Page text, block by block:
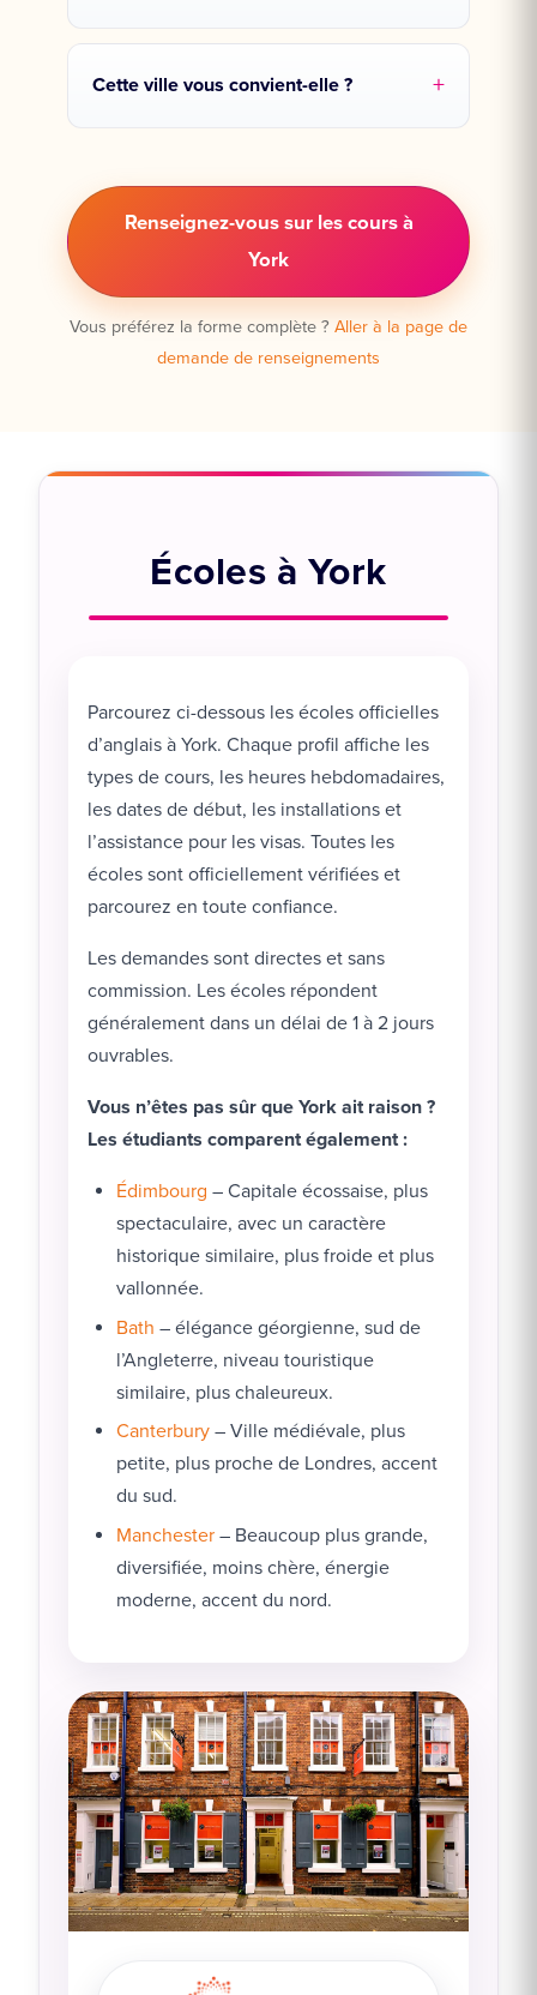
Cette ville vous convient-elle ?
Renseignez-vous sur les cours à
York
Vous préférez la forme complète ? Aller à la page de
demande de renseignements
Écoles à York
Parcourez ci-dessous les écoles officielles
d’anglais à York. Chaque profil affiche les
types de cours, les heures hebdomadaires,
les dates de début, les installations et
l’assistance pour les visas. Toutes les
écoles sont officiellement vérifiées et
parcourez en toute confiance.
Les demandes sont directes et sans
commission. Les écoles répondent
généralement dans un délai de 1 à 2 jours
ouvrables.
Vous n’êtes pas sûr que York ait raison ?
Les étudiants comparent également :
Édimbourg – Capitale écossaise, plus
spectaculaire, avec un caractère
historique similaire, plus froide et plus
vallonnée.
Bath – élégance géorgienne, sud de
l’Angleterre, niveau touristique
similaire, plus chaleureux.
Canterbury – Ville médiévale, plus
petite, plus proche de Londres, accent
du sud.
Manchester – Beaucoup plus grande,
diversifiée, moins chère, énergie
moderne, accent du nord.